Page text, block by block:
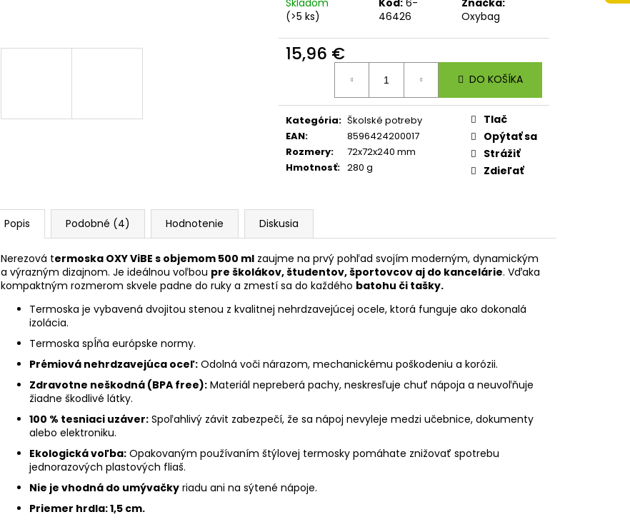
(>5 ks)
46426
Oxybag
15,96 €
Jednotková
DO KOŠÍKA
Kategória: Školské potreby
EAN:
8596424200017
Rozmery:
72x72x240 mm
Hmotnosť: 280 g
Tlač
Opýtať sa
Strážiť
Zdieľať
Popis Podobné (4) Hodnotenie Diskusia
Nerezová termoska OXY ViBE s objemom 500 ml zaujme na prvý pohľad svojím moderným, dynamickým
a výrazným dizajnom. Je ideálnou voľbou pre školákov, študentov, športovcov aj do kancelárie. Vďaka
kompaktným rozmerom skvele padne do ruky a zmestí sa do každého batohu či tašky.
Termoska je vybavená dvojitou stenou z kvalitnej nehrdzavejúcej ocele, ktorá funguje ako dokonalá
izolácia.
Termoska spĺňa európske normy.
Prémiová nehrdzavejúca oceľ: Odolná voči nárazom, mechanickému poškodeniu a korózii.
Zdravotne neškodná (BPA free): Materiál nepreberá pachy, neskresľuje chuť nápoja a neuvoľňuje
žiadne škodlivé látky.
100 % tesniaci uzáver: Spoľahlivý závit zabezpečí, že sa nápoj nevyleje medzi učebnice, dokumenty
alebo elektroniku.
Ekologická voľba: Opakovaným používaním štýlovej termosky pomáhate znižovať spotrebu
jednorazových plastových fliaš.
Nie je vhodná do umývačky riadu ani na sýtené nápoje.
Priemer hrdla: 1,5 cm.
BOX NA ZOŠITY A4 JUMBO AUTO SPEED